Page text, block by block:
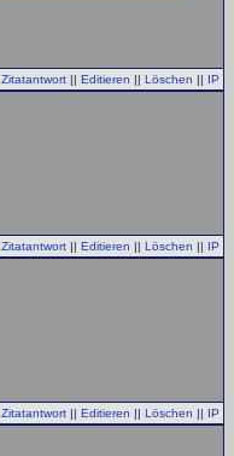
Zitatantwort || Editieren || Löschen || IP
Zitatantwort || Editieren || Löschen || IP
Zitatantwort || Editieren || Löschen || IP